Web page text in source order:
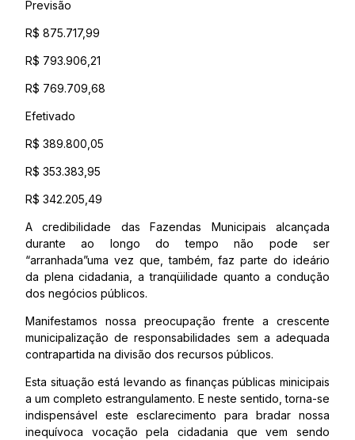
Previsão
R$ 875.717,99
R$ 793.906,21
R$ 769.709,68
Efetivado
R$ 389.800,05
R$ 353.383,95
R$ 342.205,49
A credibilidade das Fazendas Municipais alcançada
durante ao longo do tempo não pode ser
“arranhada”uma vez que, também, faz parte do ideário
da plena cidadania, a tranqüilidade quanto a condução
dos negócios públicos.
Manifestamos nossa preocupação frente a crescente
municipalização de responsabilidades sem a adequada
contrapartida na divisão dos recursos públicos.
Esta situação está levando as finanças públicas minicipais
a um completo estrangulamento. E neste sentido, torna-se
indispensável este esclarecimento para bradar nossa
inequívoca vocação pela cidadania que vem sendo